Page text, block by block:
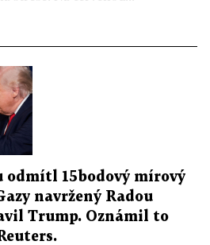
odmítl 15bodový mírový
navržený Radou
Trump. Oznámil to